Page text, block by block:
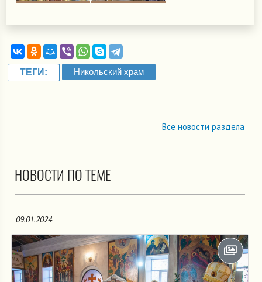
ТЕГИ: Никольский храм
Все новости раздела
НОВОСТИ ПО ТЕМЕ
09.01.2024